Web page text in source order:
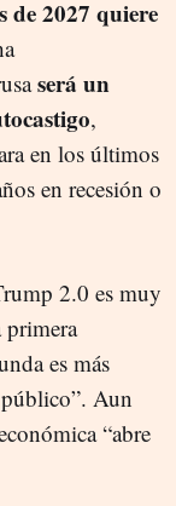
de 2027 quiere
será un
,
en los últimos
en recesión o
2.0 es muy
primera
es más
Aun
“abre